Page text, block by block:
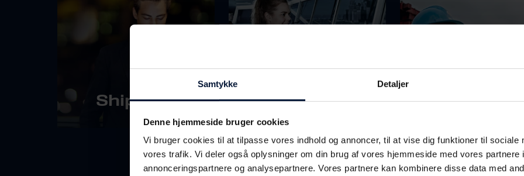
Samtykke Detaljer
Denne hjemmeside bruger cookies
Vi bruger cookies til at tilpasse vores indhold og annoncer, til at vise dig funktioner til sociale
vores trafik. Vi deler også oplysninger om din brug af vores hjemmeside med vores partnere
annonceringspartnere og analysepartnere. Vores partnere kan kombinere disse data med
Shipping Skibsfart Teknologi